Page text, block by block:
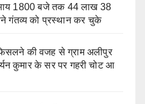
1800 बजे तक 44 लाख 38
गंतव्य को प्रस्थान कर चुके
की वजह से ग्राम अलीपुर
कुमार के सर पर गहरी चोट आ